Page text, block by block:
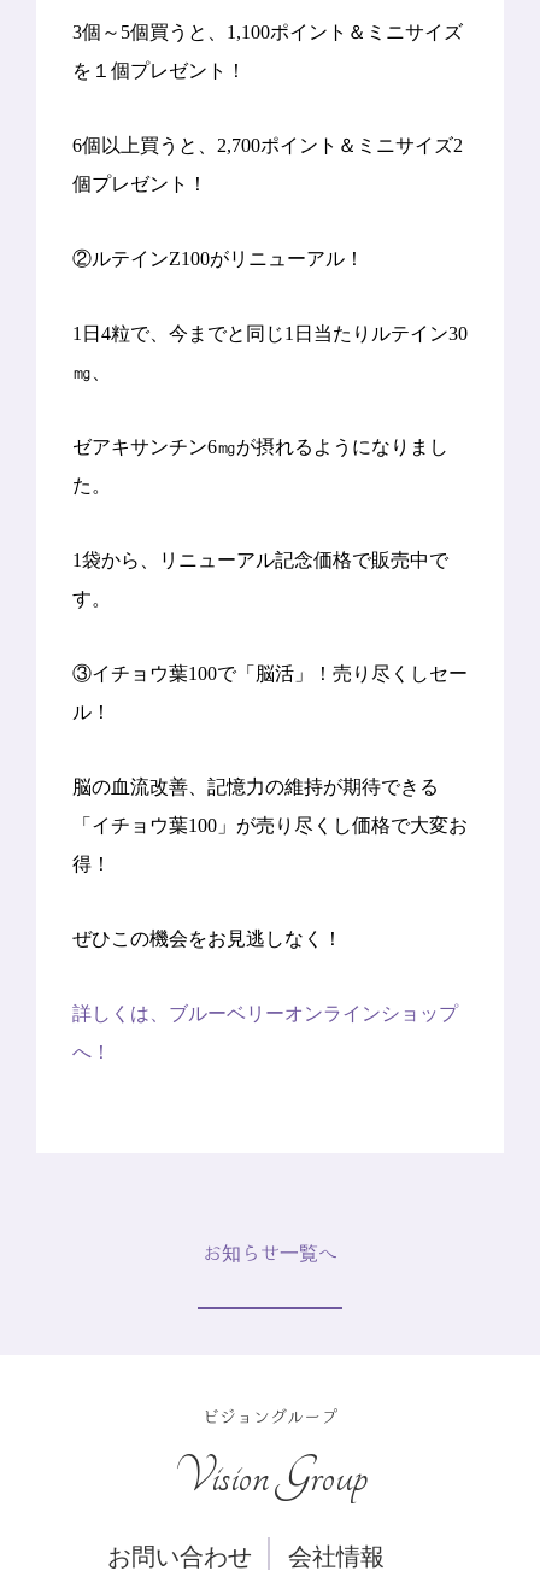
3個～5個買うと、1,100ポイント＆ミニサイズ
を１個プレゼント！
6個以上買うと、2,700ポイント＆ミニサイズ2
個プレゼント！
②ルテインZ100がリニューアル！
1日4粒で、今までと同じ1日当たりルテイン30
㎎、
ゼアキサンチン6㎎が摂れるようになりまし
た。
1袋から、リニューアル記念価格で販売中で
す。
③イチョウ葉100で「脳活」！売り尽くしセー
ル！
脳の血流改善、記憶力の維持が期待できる
「イチョウ葉100」が売り尽くし価格で大変お
得！
ぜひこの機会をお見逃しなく！
詳しくは、ブルーベリーオンラインショップ
へ！
お知らせ一覧へ
ビジョングループ
Vision Group
お問い合わせ 会社情報